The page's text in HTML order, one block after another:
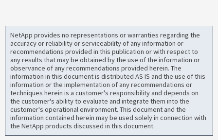
NetApp provides no representations or warranties regarding the
accuracy or reliability or serviceability of any information or
recommendations provided in this publication or with respect to
any results that may be obtained by the use of the information or
observance of any recommendations provided herein. The
information in this document is distributed AS IS and the use of this
information or the implementation of any recommendations or
techniques herein is a customer's responsibility and depends on
the customer's ability to evaluate and integrate them into the
customer's operational environment. This document and the
information contained herein may be used solely in connection with
the NetApp products discussed in this document.